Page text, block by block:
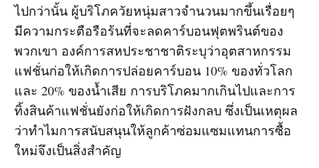
ไปกว่านั้น ผู้บริโภควัยหนุ่มสาวจำนวนมากขึ้นเรื่อยๆ
มีความกระตือรือร้นที่จะลดคาร์บอนฟุตพรินต์ของ
พวกเขา องค์การสหประชาชาติระบุว่าอุตสาหกรรม
แฟชั่นก่อให้เกิดการปล่อยคาร์บอน 10% ของทั่วโลก
และ 20% ของน้ำเสีย การบริโภคมากเกินไปและการ
ทิ้งสินค้าแฟชั่นยังก่อให้เกิดการฝังกลบ ซึ่งเป็นเหตุผล
ว่าทำไมการสนับสนุนให้ลูกค้าซ่อมแซมแทนการซื้อ
ใหม่จึงเป็นสิ่งสำคัญ